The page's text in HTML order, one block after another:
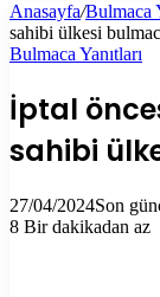
...
Anasayfa/Bulmaca
sahibi ülkesi
Bulmaca Yanıtları
İptal
sahibi
27/04/2024Son
8 Bir dakikadan az